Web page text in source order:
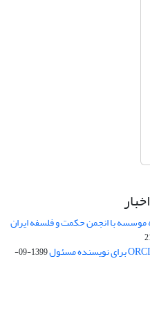
موسسه با انجمن حکمت و فلسفه ایران
1399-09-